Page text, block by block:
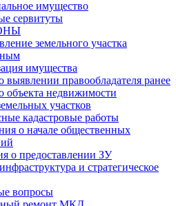
имущество
сервитуты
земельного участка
имущества
выявлении правообладателя ранее
объекта недвижимости
участков
кадастровые работы
о начале общественных
о предоставлении ЗУ
и стратегическое
вопросы